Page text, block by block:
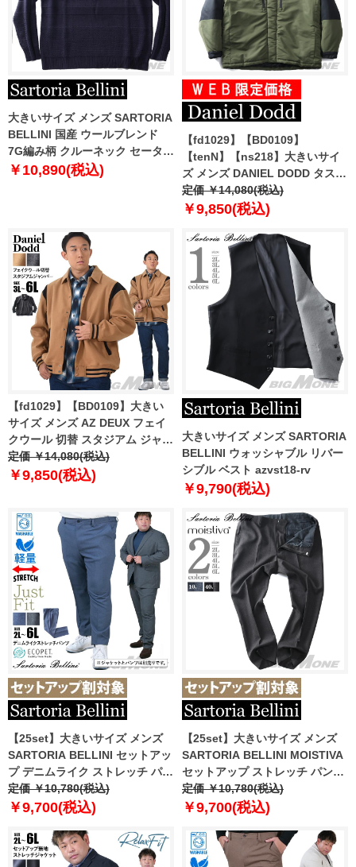
大きいサイズ メンズ SARTORIA
BELLINI 国産 ウールブレンド
7G編み柄 クルーネック セーター
日本製 made in japan 680-
￥10,890(税込)
【fd1029】【BD0109】
【tenN】【ns218】大きいサイ
ズ メンズ DANIEL DODD タスラ
ン 切替 中綿 フーデッド ブルゾ
ン 846-b-240501
定価 ￥14,080(税込)
￥9,850(税込)
【fd1029】【BD0109】大きい
サイズ メンズ AZ DEUX フェイ
クウール 切替 スタジアム ジャン
パー スタジャン 3771-401z
定価 ￥14,080(税込)
￥9,850(税込)
大きいサイズ メンズ SARTORIA
BELLINI ウォッシャブル リバー
シブル ベスト azvst18-rv
￥9,790(税込)
【25set】大きいサイズ メンズ
SARTORIA BELLINI セットアッ
プ デニムライク ストレッチ パン
ツ ジャストフィット 軽量 ウォッ
シャブル イージーケア ライフス
定価 ￥10,780(税込)
￥9,700(税込)
【25set】大きいサイズ メンズ
SARTORIA BELLINI MOISTIVA
セットアップ ストレッチ パンツ
滑らかな手触り シワになりにく
い ty-mois-pt-l
定価 ￥10,780(税込)
￥9,700(税込)